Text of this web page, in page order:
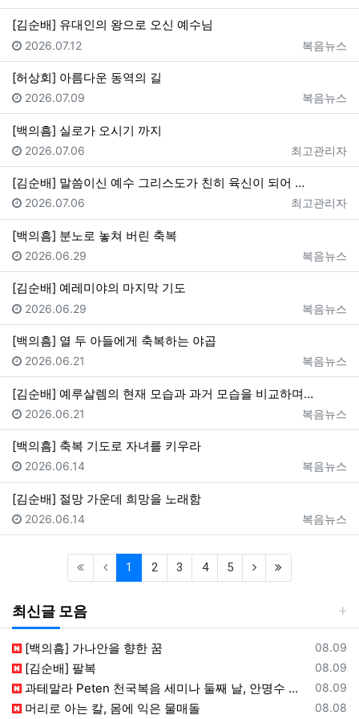
[김순배] 유대인의 왕으로 오신 예수님
등록자
복음뉴스
등록일
2026.07.12
[허상회] 아름다운 동역의 길
등록자
복음뉴스
등록일
2026.07.09
[백의흠] 실로가 오시기 까지
등록자
최고관리자
등록일
2026.07.06
[김순배] 말씀이신 예수 그리스도가 친히 육신이 되어 …
등록자
최고관리자
등록일
2026.07.06
[백의흠] 분노로 놓쳐 버린 축복
등록자
복음뉴스
등록일
2026.06.29
[김순배] 예레미야의 마지막 기도
등록자
복음뉴스
등록일
2026.06.29
[백의흠] 열 두 아들에게 축복하는 야곱
등록자
복음뉴스
등록일
2026.06.21
[김순배] 예루살렘의 현재 모습과 과거 모습을 비교하며…
등록자
복음뉴스
등록일
2026.06.21
[백의흠] 축복 기도로 자녀를 키우라
등록자
복음뉴스
등록일
2026.06.14
[김순배] 절망 가운데 희망을 노래함
등록자
복음뉴스
등록일
2026.06.14
1 (current)
2 3 4 5 (next)
최신글 모음
등록일
08.09
[백의흠] 가나안을 향한 꿈
등록일
08.09
[김순배] 팔복
등록일
08.09
과테말라 Peten 천국복음 세미나 둘째 날, 안명수 선교사 강의와 수료식 진행
등록일
08.08
머리로 아는 칼, 몸에 익은 물매돌